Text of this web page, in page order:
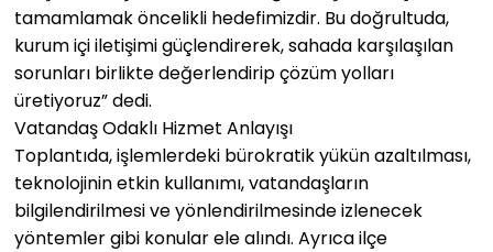
tamamlamak öncelikli hedefimizdir. Bu doğrultuda,
kurum içi iletişimi güçlendirerek, sahada karşılaşılan
sorunları birlikte değerlendirip çözüm yolları
üretiyoruz” dedi.
Vatandaş Odaklı Hizmet Anlayışı
Toplantıda, işlemlerdeki bürokratik yükün azaltılması,
teknolojinin etkin kullanımı, vatandaşların
bilgilendirilmesi ve yönlendirilmesinde izlenecek
yöntemler gibi konular ele alındı. Ayrıca ilçe